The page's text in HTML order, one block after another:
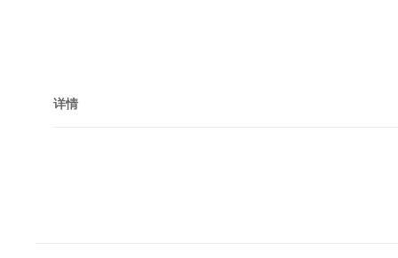
详情